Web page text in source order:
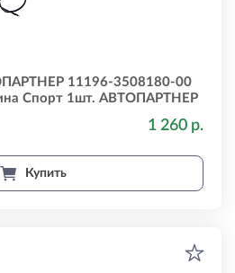
11196-3508180-00
Спорт 1шт. АВТОПАРТНЕР
1 260 р.
Купить